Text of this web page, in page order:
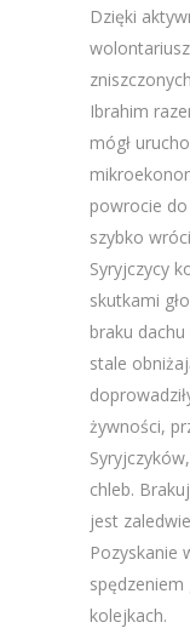
Dzięki
Ibrahim
mógł
powrocie
szybko
Syryjczycy
skutkami
braku
stale
żywności,
chleb.
jest
Pozyskanie
kolejkach.